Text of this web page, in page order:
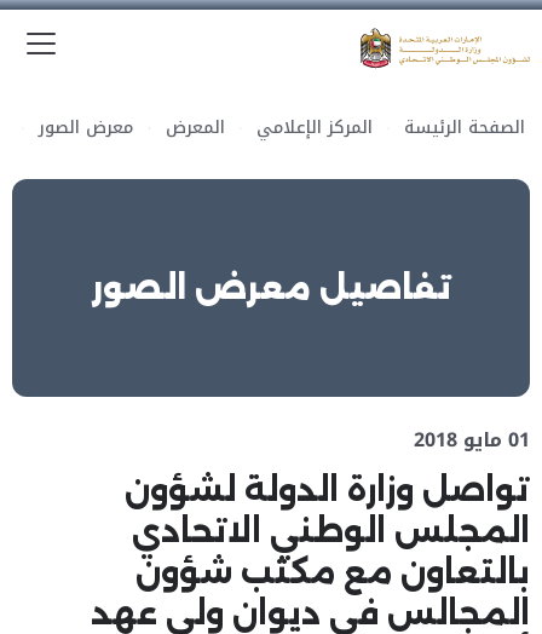
الصفحة الرئيسة المركز الإعلامي المعرض معرض الصور
تفاصيل معرض الصور
01 مايو 2018
تواصل وزارة الدولة لشؤون
المجلس الوطني الاتحادي
بالتعاون مع مكتب شؤون
المجالس في ديوان ولي عهد